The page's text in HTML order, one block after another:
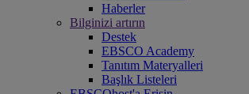
Haberler
Bilginizi artırın
Destek
EBSCO Academy
Tanıtım Materyalleri
Başlık Listeleri